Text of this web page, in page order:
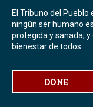
El Tribuno del
ningún ser humano
protegida y sanada;
bienestar de todos.
DONE